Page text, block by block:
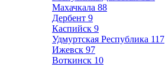
Махачкала 88
Дербент 9
Каспийск 9
Удмуртская Республика 117
Ижевск 97
Воткинск 10